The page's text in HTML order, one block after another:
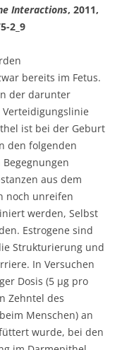
Interactions, 2011,
2_9
bereits im Fetus.
der darunter
ist bei der Geburt
den folgenden
aus dem
noch unreifen
werden, Selbst
Estrogene sind
Strukturierung und
In Versuchen
Dosis (5 µg pro
Zehntel des
Menschen) an
wurde, bei den